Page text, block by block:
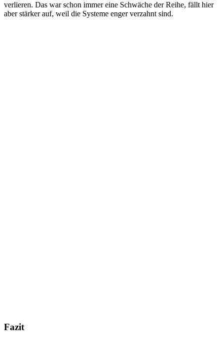
verlieren. Das war schon immer eine Schwäche der Reihe, fällt hier
aber stärker auf, weil die Systeme enger verzahnt sind.
Fazit